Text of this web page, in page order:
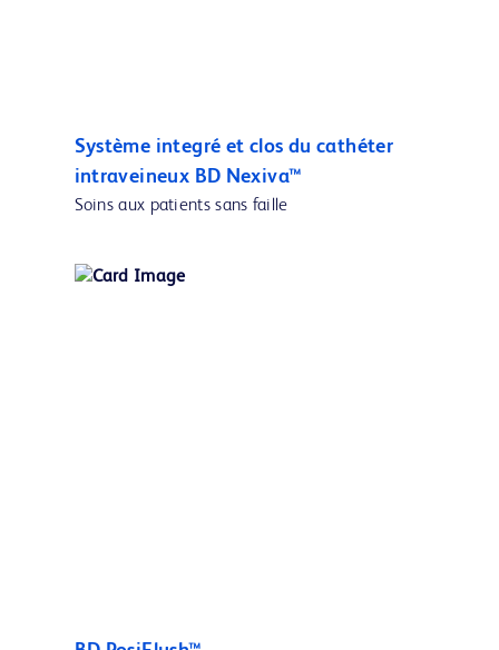
Système integré et clos du cathéter
intraveineux BD Nexiva™
Soins aux patients sans faille